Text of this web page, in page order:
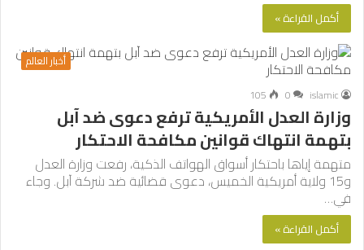
أكمل القراءة »
أخبار العالم
islamic
0
105
وزارة العدل الأمريكية ترفع دعوى ضد آبل
بتهمة انتهاك قوانين مكافحة الاحتكار
متهمة إياها باحتكار أسواق الهواتف الذكية، رفعت وزارة العدل
و15 ولاية أمريكية الخميس، دعوى قضائية ضد شركة آبل. وجاء
في…
أكمل القراءة »